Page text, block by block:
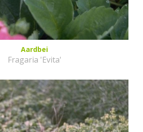
Aardbei
Fragaria 'Evita'